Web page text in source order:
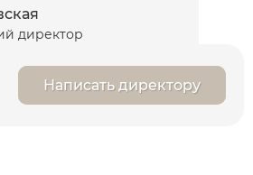
директор
Написать директору